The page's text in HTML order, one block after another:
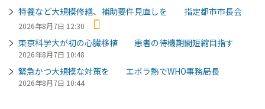
特養など大規模修繕、補助要件見直しを 指定都市市長会
2026年8月7日 12:30
東京科学大が初の心臓移植 患者の待機期間短縮目指す
2026年8月7日 10:48
緊急かつ大規模な対策を エボラ熱でWHO事務局長
2026年8月7日 10:44